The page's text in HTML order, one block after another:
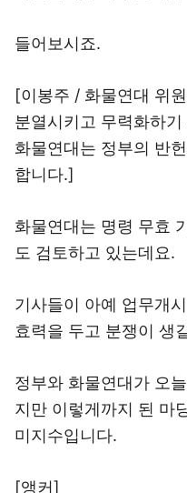
들어보시죠.
[이봉주 / 화물연대 위
분열시키고 무력화하
화물연대는 정부의 반
합니다.]
화물연대는 명령 무효
도 검토하고 있는데요.
기사들이 아예 업무개
효력을 두고 분쟁이 생
정부와 화물연대가 오
지만 이렇게까지 된 마
미지수입니다.
[앵커]